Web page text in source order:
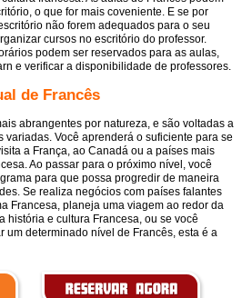
o que for mais coveniente. E se por
não forem adequados para o seu
cursos no escritório do professor.
podem ser reservados para as aulas,
e verificar a disponibilidade de professores.
de Francês
abrangentes por natureza, e são voltadas a
variadas. Você aprenderá o suficiente para se
a França, ao Canadá ou a países mais
Ao passar para o próximo nível, você
para que possa progredir de maneira
Se realiza negócios com países falantes
Francesa, planeja uma viagem ao redor da
história e cultura Francesa, ou se você
um determinado nível de Francês, esta é a